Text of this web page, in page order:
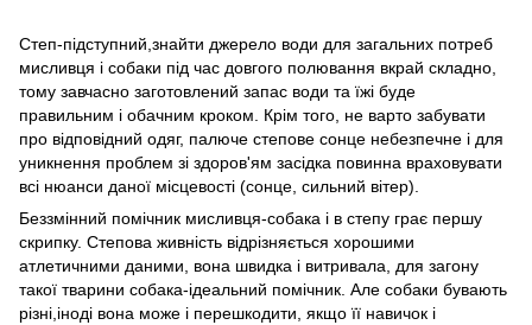
Степ-підступний,знайти джерело води для загальних потреб
мисливця і собаки під час довгого полювання вкрай складно,
тому завчасно заготовлений запас води та їжі буде
правильним і обачним кроком. Крім того, не варто забувати
про відповідний одяг, палюче степове сонце небезпечне і для
уникнення проблем зі здоров'ям засідка повинна враховувати
всі нюанси даної місцевості (сонце, сильний вітер).
Беззмінний помічник мисливця-собака і в степу грає першу
скрипку. Степова живність відрізняється хорошими
атлетичними даними, вона швидка і витривала, для загону
такої тварини собака-ідеальний помічник. Але собаки бувають
різні,іноді вона може і перешкодити, якщо її навичок і